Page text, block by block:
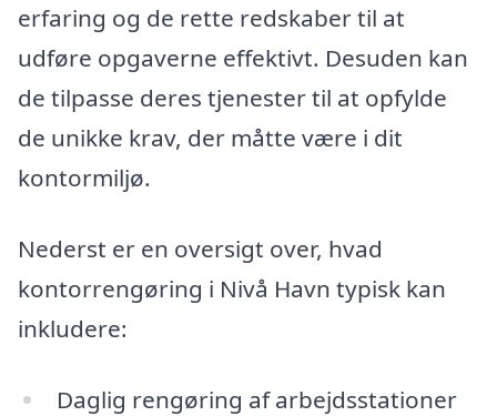
erfaring og de rette redskaber til at
udføre opgaverne effektivt. Desuden kan
de tilpasse deres tjenester til at opfylde
de unikke krav, der måtte være i dit
kontormiljø.
Nederst er en oversigt over, hvad
kontorrengøring i Nivå Havn typisk kan
inkludere:
Daglig rengøring af arbejdsstationer